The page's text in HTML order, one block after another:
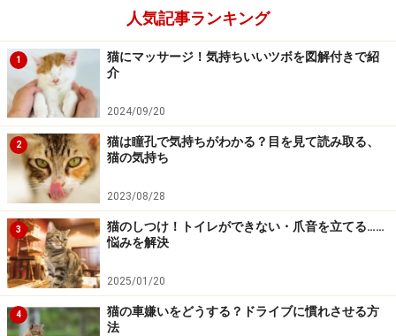
ているので、ほとんどのオレンジ色の猫には縞模様が見
えていますが、黒色の部分に縞模様がなければ、単色カ
ラー（ソリッド）となり、二色（オレンジ＋黒）であれ
ばサビ猫、三色（オレンジ＋黒＋白）であれば三毛猫に
なります。
黒の部分に縞模様がある場合は、白が入っていない猫は
麦わら、白が入っていれば縞三毛と呼ばれるカラーにな
ります。
サビ猫ちゃんの女の子
人気記事ランキング
1
猫にマッサージ！気持ちいいツボを図解付きで紹
介
2024/09/20
2
猫は瞳孔で気持ちがわかる？目を見て読み取る、
猫の気持ち
2023/08/28
3
猫のしつけ！トイレができない・爪音を立てる……
悩みを解決
2025/01/20
4
猫の車嫌いをどうする？ドライブに慣れさせる方
法